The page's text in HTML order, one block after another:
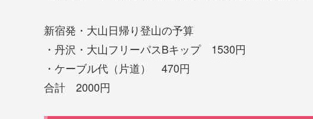
新宿発・大山日帰り登山の予算
・丹沢・大山フリーパスBキップ 1530円
・ケーブル代（片道） 470円
合計 2000円